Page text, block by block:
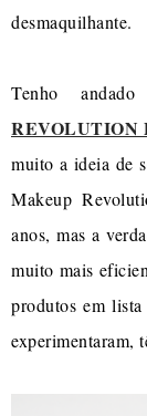
desmaquilhante.
Tenho
REVOLUTION
muito a ideia de
Makeup
anos, mas a
muito mais
produtos em
experimentaram,